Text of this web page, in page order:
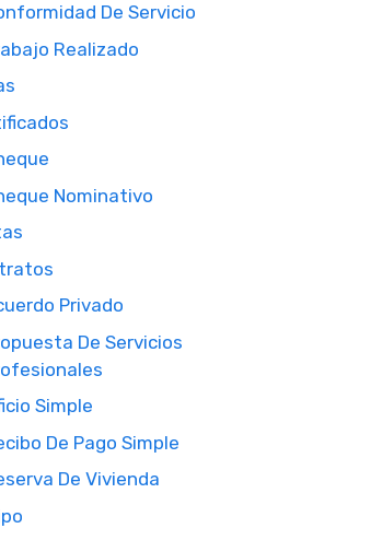
De Servicio
Realizado
Nominativo
Privado
De Servicios
Simple
De Pago Simple
De Vivienda